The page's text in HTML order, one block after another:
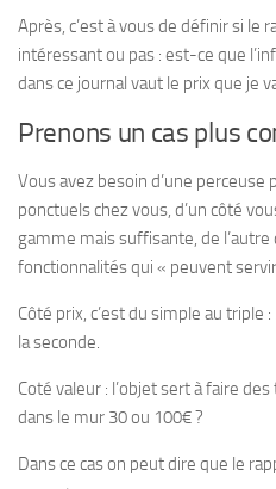
Après, c’est à vous de définir si le
intéressant ou pas : est-ce que
dans ce journal vaut le prix que je
Prenons un cas plus
Vous avez besoin d’une
ponctuels chez vous, d’un côté
gamme mais suffisante, de
fonctionnalités qui « peuvent
Côté prix, c’est du simple au
la seconde.
Coté valeur : l’objet sert à faire
dans le mur 30 ou 100€ ?
Dans ce cas on peut dire que le